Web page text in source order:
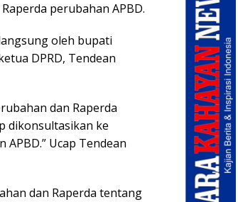
perubahan APBD.
oleh bupati
DPRD, Tendean
dan Raperda
dikonsultasikan ke
Ucap Tendean
dan Raperda tentang